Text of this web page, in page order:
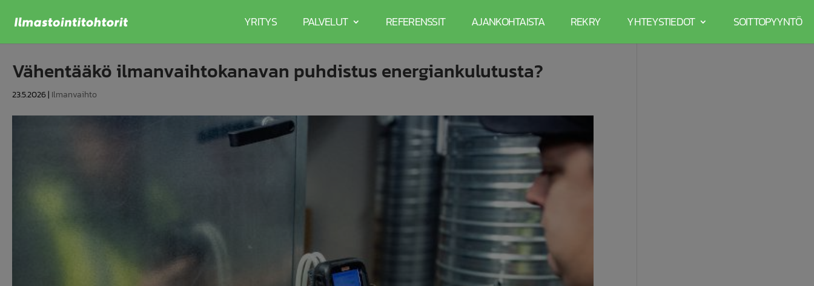
YRITYS PALVELUT REFERENSSIT AJANKOHTAISTA REKRY YHTEYSTIEDOT SOITTOPYYNTÖ
Vähentääkö ilmanvaihtokanavan puhdistus energiankulutusta?
23.5.2026| Ilmanvaihto